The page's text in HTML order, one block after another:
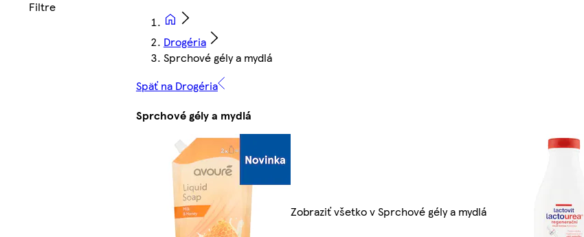
Drogéria
Sprchové gély a mydlá
Späť na Drogéria
Sprchové gély a mydlá
Zobraziť všetko v Sprchové gély a mydlá